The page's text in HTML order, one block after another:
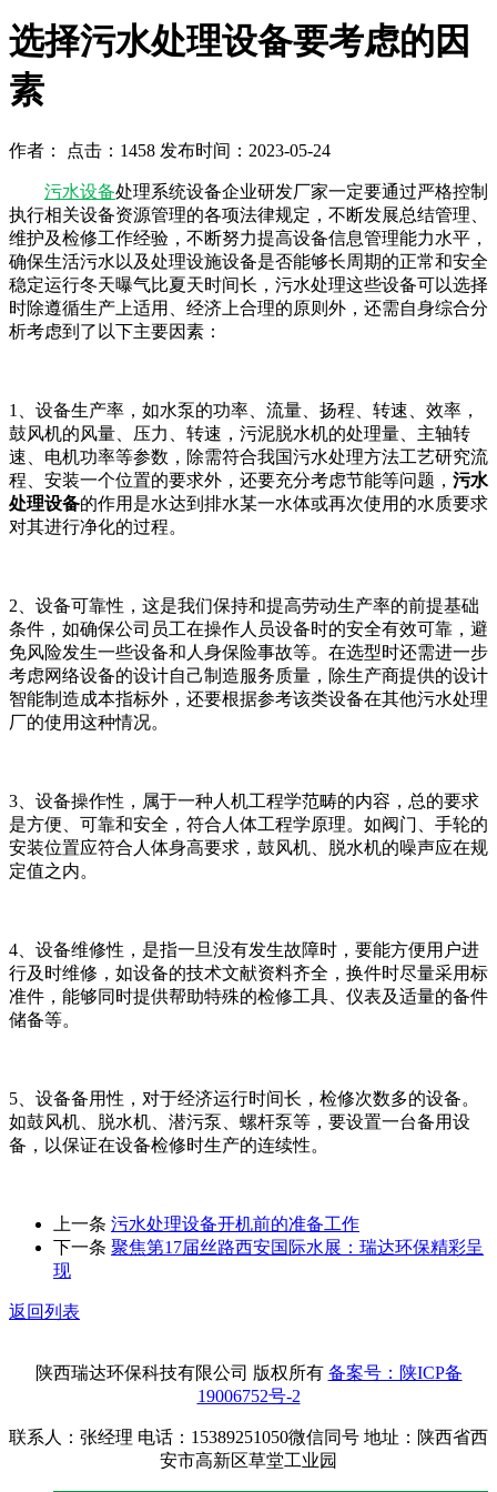
选择污水处理设备要考虑的因
素
作者： 点击：1458 发布时间：2023-05-24
污水设备处理系统设备企业研发厂家一定要通过严格控制
执行相关设备资源管理的各项法律规定，不断发展总结管理、
维护及检修工作经验，不断努力提高设备信息管理能力水平，
确保生活污水以及处理设施设备是否能够长周期的正常和安全
稳定运行冬天曝气比夏天时间长，污水处理这些设备可以选择
时除遵循生产上适用、经济上合理的原则外，还需自身综合分
析考虑到了以下主要因素：
1、设备生产率，如水泵的功率、流量、扬程、转速、效率，
鼓风机的风量、压力、转速，污泥脱水机的处理量、主轴转
速、电机功率等参数，除需符合我国污水处理方法工艺研究流
程、安装一个位置的要求外，还要充分考虑节能等问题， 污水
处理设备的作用是水达到排水某一水体或再次使用的水质要求
对其进行净化的过程。
2、设备可靠性，这是我们保持和提高劳动生产率的前提基础
条件，如确保公司员工在操作人员设备时的安全有效可靠，避
免风险发生一些设备和人身保险事故等。在选型时还需进一步
考虑网络设备的设计自己制造服务质量，除生产商提供的设计
智能制造成本指标外，还要根据参考该类设备在其他污水处理
厂的使用这种情况。
3、设备操作性，属于一种人机工程学范畴的内容，总的要求
是方便、可靠和安全，符合人体工程学原理。如阀门、手轮的
安装位置应符合人体身高要求，鼓风机、脱水机的噪声应在规
定值之内。
4、设备维修性，是指一旦没有发生故障时，要能方便用户进
行及时维修，如设备的技术文献资料齐全，换件时尽量采用标
准件，能够同时提供帮助特殊的检修工具、仪表及适量的备件
储备等。
5、设备备用性，对于经济运行时间长，检修次数多的设备。
如鼓风机、脱水机、潜污泵、螺杆泵等，要设置一台备用设
备，以保证在设备检修时生产的连续性。
上一条 污水处理设备开机前的准备工作
下一条 聚焦第17届丝路西安国际水展：瑞达环保精彩呈
现
返回列表
陕西瑞达环保科技有限公司 版权所有 备案号：陕ICP备
19006752号-2
联系人：张经理 电话：15389251050微信同号 地址：陕西省西
安市高新区草堂工业园